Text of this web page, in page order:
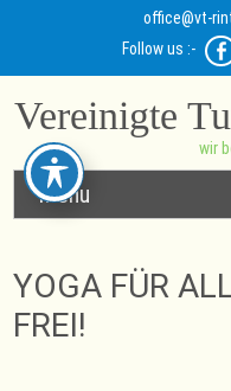
office@vt-
Follow us :-
Vereinigte
wir
Menu
YOGA FÜR
FREI!